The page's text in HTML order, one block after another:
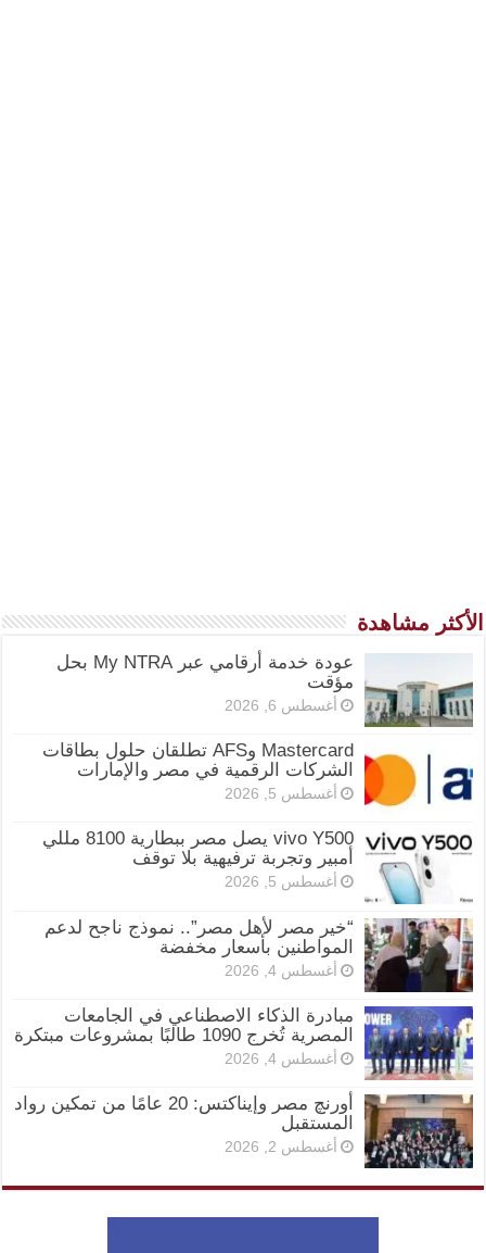
الأكثر مشاهدة
عودة خدمة أرقامي عبر My NTRA بحل
مؤقت
أغسطس 6, 2026
Mastercard وAFS تطلقان حلول بطاقات
الشركات الرقمية في مصر والإمارات
أغسطس 5, 2026
vivo Y500 يصل مصر ببطارية 8100 مللي
أمبير وتجربة ترفيهية بلا توقف
أغسطس 5, 2026
“خير مصر لأهل مصر”.. نموذج ناجح لدعم
المواطنين بأسعار مخفضة
أغسطس 4, 2026
مبادرة الذكاء الاصطناعي في الجامعات
المصرية تُخرج 1090 طالبًا بمشروعات مبتكرة
أغسطس 4, 2026
أورنچ مصر وإيناكتس: 20 عامًا من تمكين رواد
المستقبل
أغسطس 2, 2026